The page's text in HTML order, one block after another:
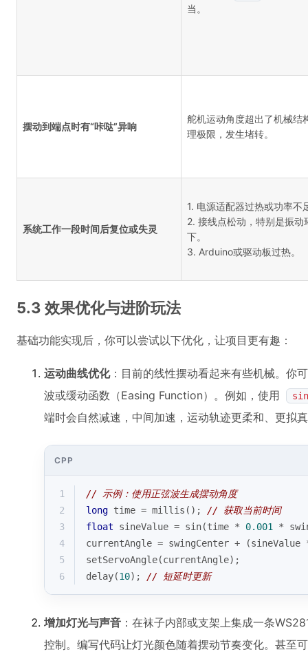
当。
摆动到端点时有“咔哒”异响
舵机运动角度超出了机械结
理极限，发生堵转。
系统工作一段时间后复位或失灵
1. 电源适配器过热或功率不
2. 接线点松动，特别是振动
下。
3. Arduino或驱动板过热。
5.3 效果优化与进阶玩法
基础功能实现后，你可以尝试以下优化，让项目更有趣：
运动曲线优化：目前的线性摆动看起来有些机械。你
波或缓动函数（Easing Function）。例如，使用
端时会自然减速，中间加速，运动轨迹更柔和、更拟
CPP
1
// 示例：使用正弦波生成摆动角度
2
long time = millis (); // 获取当前时间
3
float sineValue = sin(time * 0.001
*
4
currentAngle = swingCenter + (sineValue
5
setServoAngle(currentAngle);
6
delay(10); // 短延时更新
增加灯光与声音 ：在袜子内部或支架上集成一条
控制。编写代码让灯光颜色随着摆动节奏变化。甚至